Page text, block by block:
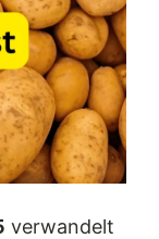
verwandelt